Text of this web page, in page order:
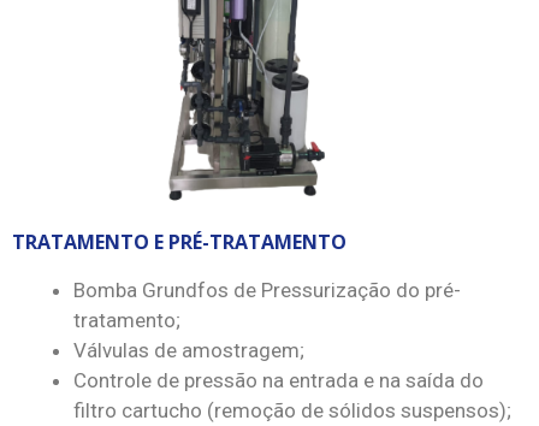
TRATAMENTO E PRÉ-TRATAMENTO
Bomba Grundfos de Pressurização do pré-
tratamento;
Válvulas de amostragem;
Controle de pressão na entrada e na saída do
filtro cartucho (remoção de sólidos suspensos);